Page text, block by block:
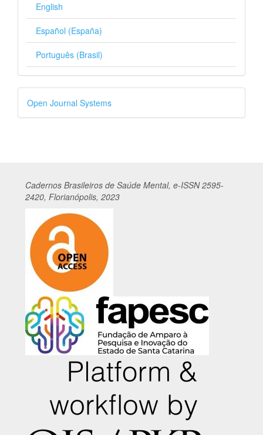
English
Español (España)
Português (Brasil)
Desenvolvido
por
Open Journal Systems
Cadernos Brasileiros de Saúde Mental, e-ISSN 2595-
2420, Florianópolis, 2023